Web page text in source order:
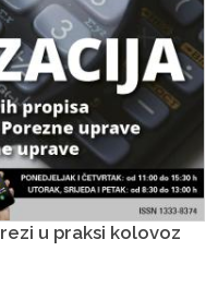
u praksi kolovoz